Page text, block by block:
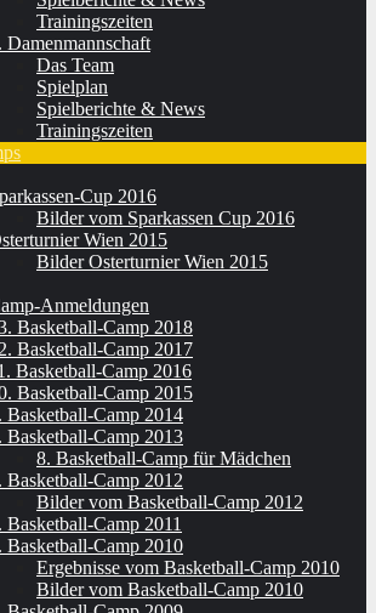
Trainingszeiten
Damenmannschaft
Das Team
Spielplan
Spielberichte & News
Trainingszeiten
Cup 2016
Bilder vom Sparkassen Cup 2016
Wien 2015
Bilder Osterturnier Wien 2015
Anmeldungen
Basketball-Camp 2018
Basketball-Camp 2017
Basketball-Camp 2016
Basketball-Camp 2015
Basketball-Camp 2014
Basketball-Camp 2013
8. Basketball-Camp für Mädchen
Basketball-Camp 2012
Bilder vom Basketball-Camp 2012
Basketball-Camp 2011
Basketball-Camp 2010
Ergebnisse vom Basketball-Camp 2010
Bilder vom Basketball-Camp 2010